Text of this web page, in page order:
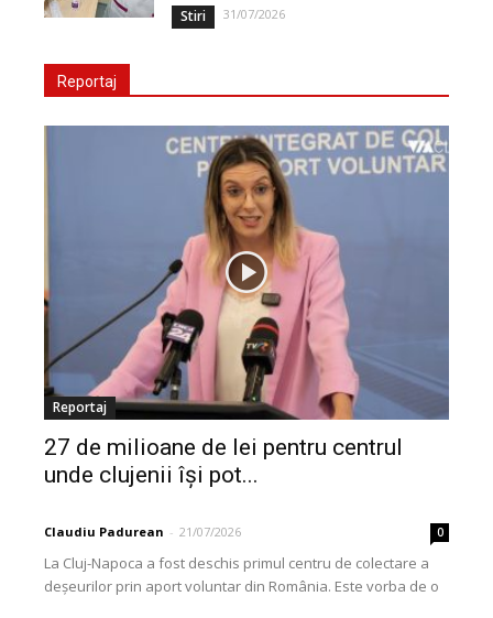
Stiri 31/07/2026
Reportaj
Reportaj
27 de milioane de lei pentru centrul
unde clujenii își pot...
Claudiu Padurean - 21/07/2026 0
La Cluj-Napoca a fost deschis primul centru de colectare a
deșeurilor prin aport voluntar din România. Este vorba de o